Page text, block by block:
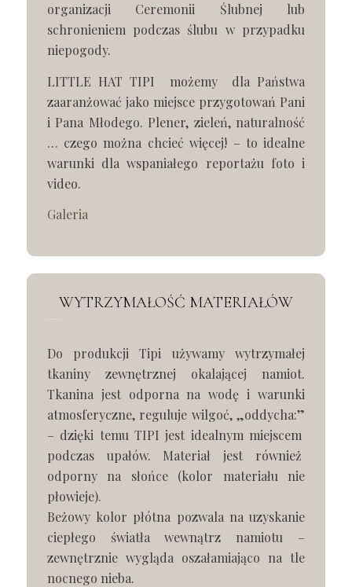
organizacji Ceremonii Ślubnej lub
schronieniem podczas ślubu w przypadku
niepogody.
LITTLE HAT TIPI możemy dla Państwa
zaaranżować jako miejsce przygotowań Pani
i Pana Młodego. Plener, zieleń, naturalność
… czego można chcieć więcej! – to idealne
warunki dla wspaniałego reportażu foto i
video.
Galeria
WYTRZYMAŁOŚĆ MATERIAŁÓW
Do produkcji Tipi używamy wytrzymałej
tkaniny zewnętrznej okalającej namiot.
Tkanina jest odporna na wodę i warunki
atmosferyczne, reguluje wilgoć, „oddycha:”
– dzięki temu TIPI jest idealnym miejscem
podczas upałów. Materiał jest również
odporny na słońce (kolor materiału nie
płowieje).
Beżowy kolor płótna pozwala na uzyskanie
ciepłego światła wewnątrz namiotu –
zewnętrznie wygląda oszałamiająco na tle
nocnego nieba.